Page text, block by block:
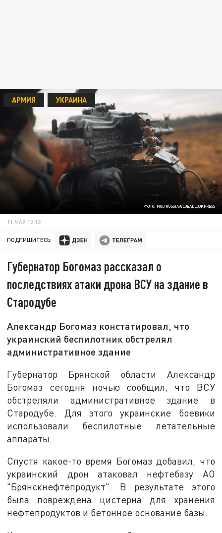
ФОТО: MOD RUSSIA/GLOBALLOOKPRESS
АРМИЯ УКРАИНА
11 МАЯ 12:12
ПОДПИШИТЕСЬ:
Губернатор Богомаз рассказал о
последствиях атаки дрона ВСУ на здание в
Стародубе
Александр Богомаз констатировал, что
украинский беспилотник обстрелял
административное здание
Губернатор Брянской области Александр
Богомаз сегодня ночью сообщил, что ВСУ
обстреляли административное здание в
Стародубе. Для этого украинские боевики
использовали беспилотные летательные
аппараты.
Спустя какое-то время Богомаз добавил, что
украинский дрон атаковал нефтебазу АО
"Брянскнефтепродукт". В результате этого
была повреждена цистерна для хранения
нефтепродуктов и бетонное основание базы.